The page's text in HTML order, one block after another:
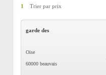
1 Trier par prix
garde des
Oise
60000 beauvais